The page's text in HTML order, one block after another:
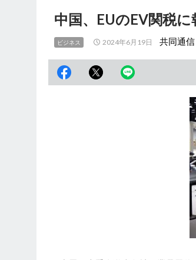
中国、EUのEV関税
ビジネス 2024年6月19日 共同通